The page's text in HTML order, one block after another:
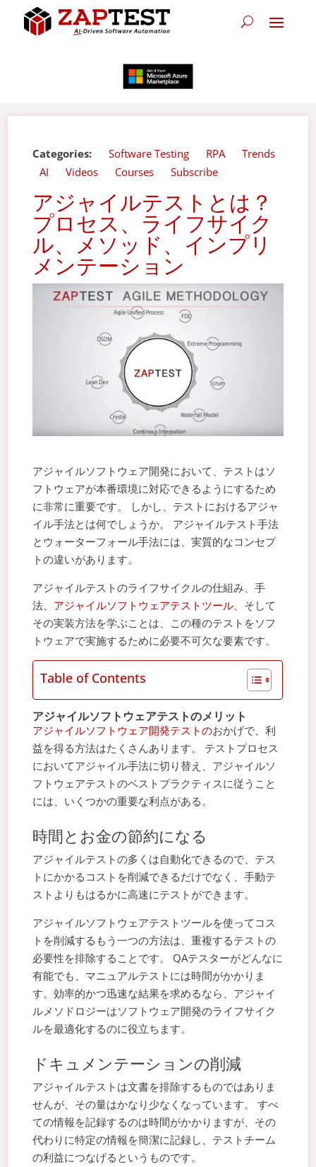
Categories: Software Testing RPA
Trends
AI
Videos Courses Subscribe
アジャイルテストとは？
プロセス、ライフサイク
ル、メソッド、インプリ
メンテーション
アジャイルソフトウェア開発において、テストはソ
フトウェアが本番環境に対応できるようにするため
に非常に重要です。 しかし、テストにおけるアジャ
イル手法とは何でしょうか。 アジャイルテスト手法
とウォーターフォール手法には、実質的なコンセプ
トの違いがあります。
アジャイルテストのライフサイクルの仕組み、手
法、 アジャイルソフトウェアテストツール、そして
その実装方法を学ぶことは、この種のテストをソフ
トウェアで実施するために必要不可欠な要素です。
Table of Contents
アジャイルソフトウェアテストのメリット
アジャイルソフトウェア開発テストのおかげで、利
益を得る方法はたくさんあります。 テストプロセス
においてアジャイル手法に切り替え、アジャイルソ
フトウェアテストのベストプラクティスに従うこと
には、いくつかの重要な利点がある。
時間とお金の節約になる
アジャイルテストの多くは自動化できるので、テス
トにかかるコストを削減できるだけでなく、手動テ
ストよりもはるかに高速にテストができます。
アジャイルソフトウェアテストツールを使ってコス
トを削減するもう一つの方法は、重複するテストの
必要性を排除することです。 QAテスターがどんなに
有能でも、マニュアルテストには時間がかかりま
す。効率的かつ迅速な結果を求めるなら、アジャイ
ルメソドロジーはソフトウェア開発のライフサイク
ルを最適化するのに役立ちます。
ドキュメンテーションの削減
アジャイルテストは文書を排除するものではありま
せんが、その量はかなり少なくなっています。 すべ
ての情報を記録するのは時間がかかりますが、その
代わりに特定の情報を簡潔に記録し、テストチーム
の利益につなげるというものです。